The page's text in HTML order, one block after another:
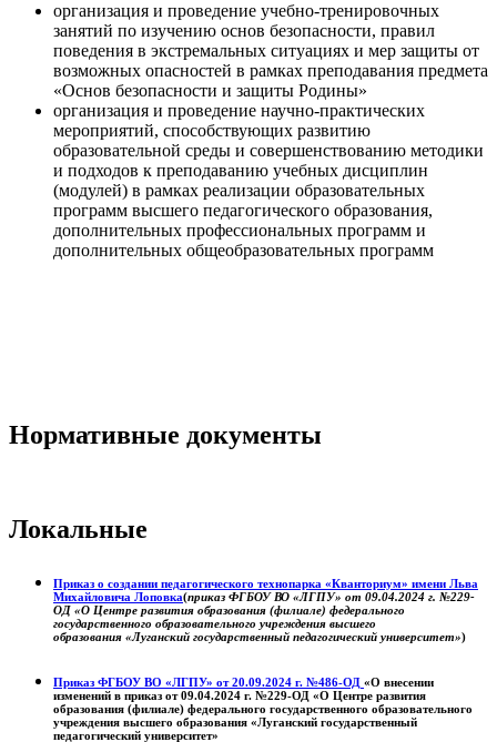
организация и проведение учебно-тренировочных
занятий по изучению основ безопасности, правил
поведения в экстремальных ситуациях и мер защиты от
возможных опасностей в рамках преподавания предмета
«Основ безопасности и защиты Родины»
организация и проведение научно-практических
мероприятий, способствующих развитию
образовательной среды и совершенствованию методики
и подходов к преподаванию учебных дисциплин
(модулей) в рамках реализации образовательных
программ высшего педагогического образования,
дополнительных профессиональных программ и
дополнительных общеобразовательных программ
Нормативные документы
Локальные
Приказ о создании педагогического технопарка «Кванториум» имени Льва
Михайловича Лоповка(приказ ФГБОУ ВО «ЛГПУ» от 09.04.2024 г. №229-
ОД «О Центре развития образования (филиале) федерального
государственного образовательного учреждения высшего
образования «Луганский государственный педагогический университет»)
Приказ ФГБОУ ВО «ЛГПУ» от 20.09.2024 г. №486-ОД «О внесении
изменений в приказ от 09.04.2024 г. №229-ОД «О Центре развития
образования (филиале) федерального государственного образовательного
учреждения высшего образования «Луганский государственный
педагогический университет»